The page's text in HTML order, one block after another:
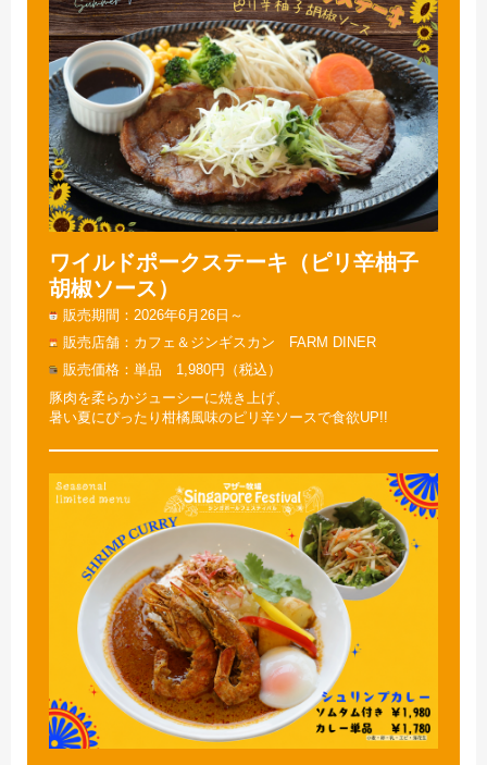
ワイルドポークステーキ（ピリ辛柚子
胡椒ソース）
販売期間
2026年6月26日～
販売店舗
カフェ＆ジンギスカン FARM DINER
販売価格
単品 1,980円（税込）
豚肉を柔らかジューシーに焼き上げ、
暑い夏にぴったり柑橘風味のピリ辛ソースで食欲UP!!